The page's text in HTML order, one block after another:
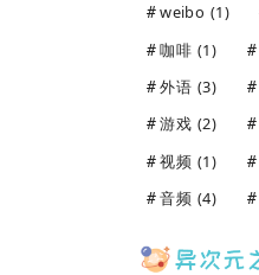
weibo (1)
咖啡 (1)
外语 (3)
游戏 (2)
视频 (1)
音频 (4)